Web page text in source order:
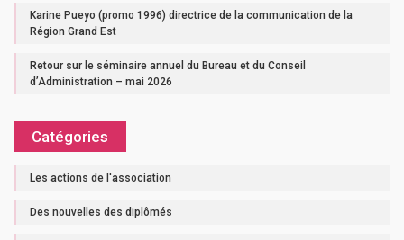
Karine Pueyo (promo 1996) directrice de la communication de la
Région Grand Est
Retour sur le séminaire annuel du Bureau et du Conseil
d’Administration – mai 2026
Catégories
Les actions de l'association
Des nouvelles des diplômés